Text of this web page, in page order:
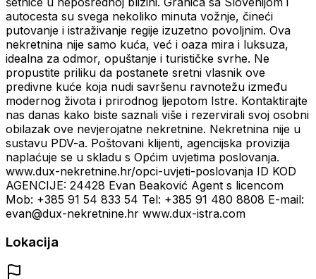
autocesta su svega nekoliko minuta vožnje, čineći
putovanje i istraživanje regije izuzetno povoljnim. Ova
nekretnina nije samo kuća, već i oaza mira i luksuza,
idealna za odmor, opuštanje i turističke svrhe. Ne
propustite priliku da postanete sretni vlasnik ove
predivne kuće koja nudi savršenu ravnotežu između
modernog života i prirodnog ljepotom Istre. Kontaktirajte
nas danas kako biste saznali više i rezervirali svoj osobni
obilazak ove nevjerojatne nekretnine. Nekretnina nije u
sustavu PDV-a. Poštovani klijenti, agencijska provizija
naplaćuje se u skladu s Općim uvjetima poslovanja.
www.dux-nekretnine.hr/opci-uvjeti-poslovanja ID KOD
AGENCIJE: 24428 Evan Beaković Agent s licencom
Mob: +385 91 54 833 54 Tel: +385 91 480 8808 E-mail:
evan@dux-nekretnine.hr www.dux-istra.com
Lokacija